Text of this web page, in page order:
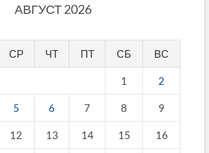
АВГУСТ 2026
СР ЧТ ПТ СБ ВС
1 2
5 6 7 8 9
12 13 14 15 16